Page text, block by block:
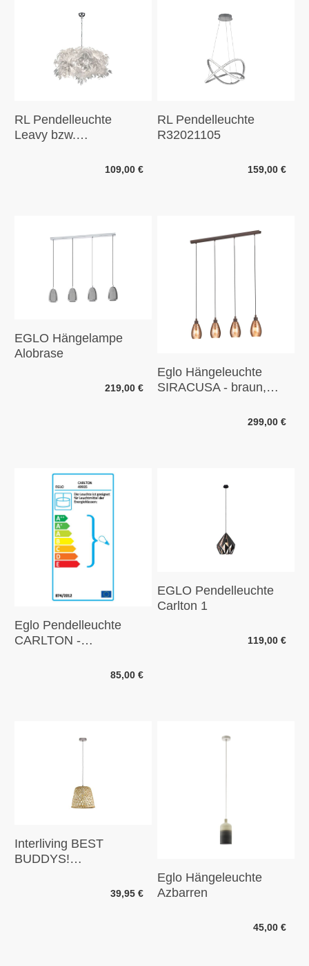
RL Pendelleuchte
Leavy bzw.
109,00 €
RL Pendelleuchte
R32021105
159,00 €
EGLO Hängelampe
Alobrase
219,00 €
Eglo Hängeleuchte
SIRACUSA - braun,
299,00 €
Eglo Pendelleuchte
CARLTON -
85,00 €
EGLO Pendelleuchte
Carlton 1
119,00 €
Interliving BEST
BUDDYS!
39,95 €
Eglo Hängeleuchte
Azbarren
45,00 €